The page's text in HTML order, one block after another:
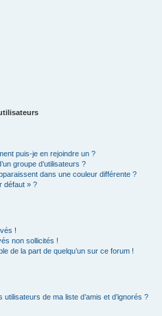
puis-je en rejoindre un ?
groupe d’utilisateurs ?
dans une couleur différente ?
défaut » ?
!
non sollicités !
de la part de quelqu’un sur ce forum !
de ma liste d’amis et d’ignorés ?